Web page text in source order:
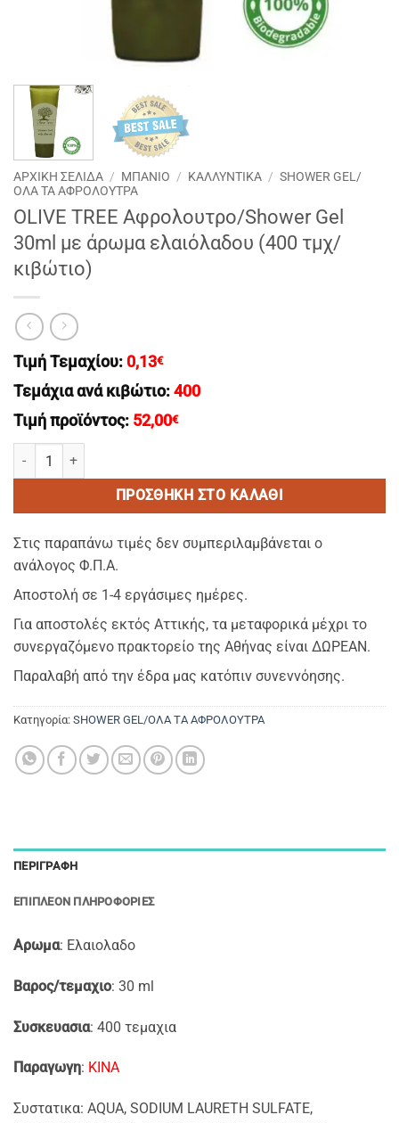
ΑΡΧΙΚΉ ΣΕΛΊΔΑ / ΜΠΑΝΙΟ / ΚΑΛΛΥΝΤΙΚΑ / SHOWER GEL/
ΟΛΑ ΤΑ ΑΦΡΟΛΟΥΤΡΑ
OLIVE TREE Aφρολουτρο/Shower Gel
30ml με άρωμα ελαιόλαδου (400 τμχ/
κιβώτιο)
Τιμή Τεμαχίου: 0,13€
Τεμάχια ανά κιβώτιο: 400
Τιμή προϊόντος: 52,00€
OLIVE TREE Aφρολουτρο/Shower Gel 30ml με άρωμα ελαιόλαδου
ΠΡΟΣΘΉΚΗ ΣΤΟ ΚΑΛΆΘΙ
Στις παραπάνω τιμές δεν συμπεριλαμβάνεται ο
ανάλογος Φ.Π.Α.
Αποστολή σε 1-4 εργάσιμες ημέρες.
Για αποστολές εκτός Αττικής, τα μεταφορικά μέχρι το
συνεργαζόμενο πρακτορείο της Αθήνας είναι ΔΩΡΕΑΝ.
Παραλαβή από την έδρα μας κατόπιν συνεννόησης.
Κατηγορία: SHOWER GEL/ΟΛΑ ΤΑ ΑΦΡΟΛΟΥΤΡΑ
ΠΕΡΙΓΡΑΦΉ
ΕΠΙΠΛΈΟΝ ΠΛΗΡΟΦΟΡΊΕΣ
Αρωμα: Ελαιολαδο
Βαρος/τεμαχιο: 30 ml
Συσκευασια: 400 τεμαχια
Παραγωγη: ΚΙΝΑ
Συστατικα: AQUA, SODIUM LAURETH SULFATE,